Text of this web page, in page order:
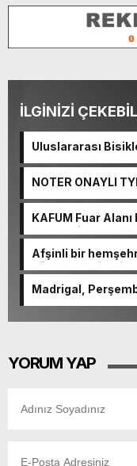
İLGİNİZİ
Uluslararası
Tamamlandı.
NOTER ONAYLI
KAFUM Fuar
Şenlendi.
Afşinli bir
güçlenerek
Madrigal,
YORUM YAP